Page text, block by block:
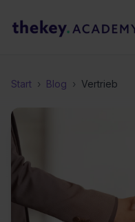
Start › Blog › Vertrieb